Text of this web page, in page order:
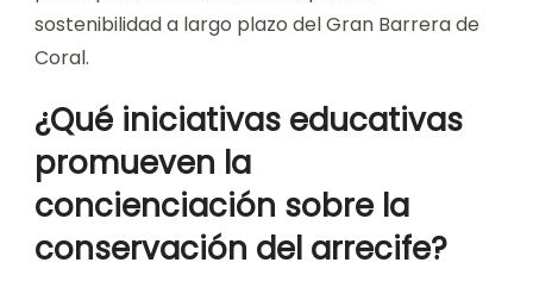
sostenibilidad a largo plazo del Gran Barrera de
Coral.
¿Qué iniciativas educativas
promueven la
concienciación sobre la
conservación del arrecife?